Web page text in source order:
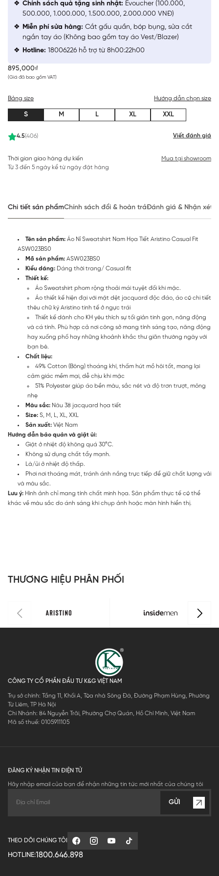
895,000₫
(Giá đã bao gồm VAT)
4.5(406) Viết đánh giá
Bảng size Hướng dẫn chọn size
S M L XL XXL
Thời gian giao hàng dự kiến
Từ 3 đến 5 ngày kể từ ngày đặt hàng
Mua tại showroom
Chính sách quà tặng sinh nhật: Evoucher (100.000,
500.000, 1.000.000, 1.500.000, 2.000.000 VNĐ)
Miễn phí sửa hàng: Cắt gấu quần, bóp bụng, sửa cắt
ngắn tay áo (Không bao gồm tay áo Vest/Blazer)
Hotline: 18006226 hỗ trợ từ 8h00:22h00
Chi tiết sản phẩmChính sách đổi & hoàn trảĐánh giá & Nhận xét
Tên sản phẩm: Áo Nỉ Sweatshirt Nam Họa Tiết Aristino Casual Fit
ASW023BS0
Mã sản phẩm: ASW023BS0
Kiểu dáng: Dáng thời trang/ Casual fit
Thiết kế:
Áo Sweatshirt phom rộng thoải mái tuyệt đối khi mặc.
Áo thiết kế hiện đại với mặt dệt jacquard độc đáo, áo có chi tiết
thêu chữ ký Aristino tinh tế ở ngực trái
Thiết kế dành cho KH yêu thích sự tối giản tinh gọn, năng động
và cá tính. Phù hợp cả nơi công sở mang tính sáng tạo, năng động
hay xuống phố hay những khoảnh khắc thư giãn thường ngày với
bạn bè.
Chất liệu:
49% Cotton (Bông) thoáng khí, thấm hút mồ hôi tốt, mang lại
cảm giác mềm mại, dễ chịu khi mặc
51% Polyester giúp áo bền màu, sắc nét và độ trơn trượt, mỏng
nhẹ
Màu sắc: Nâu 38 jacquard họa tiết
Size: S, M, L, XL, XXL
Sản xuất: Việt Nam
Hướng dẫn bảo quản và giặt ủi:
Giặt ở nhiệt độ không quá 30°C.
Không sử dụng chất tẩy mạnh.
Là/ủi ở nhiệt độ thấp.
Phơi nơi thoáng mát, tránh ánh nắng trực tiếp để giữ chất lượng vải
và màu sắc.
Lưu ý: Hình ảnh chỉ mang tính chất minh họa. Sản phẩm thực tế có thể
khác về màu sắc do ánh sáng khi chụp ảnh hoặc màn hình hiển thị.
THƯƠNG HIỆU PHÂN PHỐI
CÔNG TY CỔ PHẦN ĐẦU TƯ K&G VIỆT NAM
Trụ sở chính: Tầng 11, Khối A, Tòa nhà Sông Đà, Đường Phạm Hùng, Phường
Từ Liêm, TP Hà Nội
Chi Nhánh: 84 Nguyễn Trãi, Phường Chợ Quán, Hồ Chí Minh, Việt Nam
Mã số thuế: 0105911105
ĐĂNG KÝ NHẬN TIN ĐIỆN TỬ
Hãy nhập email của bạn để nhận những tin tức mới nhất của chúng tôi
GỬI
THEO DÕI CHÚNG TÔI
HOTLINE:1800.646.898